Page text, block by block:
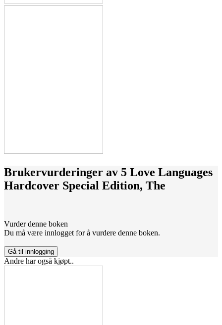
Brukervurderinger av 5 Love Languages
Hardcover Special Edition, The
Vurder denne boken
Du må være innlogget for å vurdere denne boken.
Gå til innlogging
Andre har også kjøpt..